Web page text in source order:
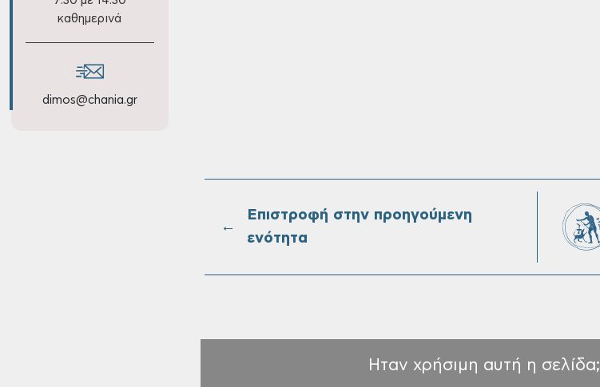
καθημερινά
dimos@chania.gr
←
Επιστροφή στην προηγούμενη
ενότητα
Ηταν χρήσιμη αυτή η σελίδα;